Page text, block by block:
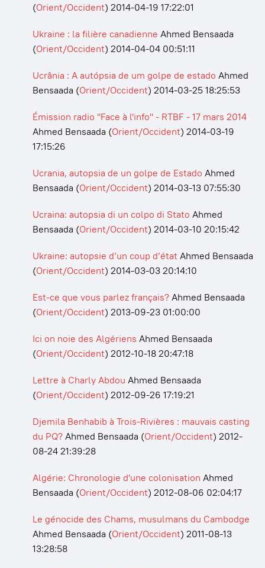
(Orient/Occident) 2014-04-19 17:22:01
Ukraine : la filière canadienne Ahmed Bensaada
(Orient/Occident) 2014-04-04 00:51:11
Ucrânia : A autópsia de um golpe de estado Ahmed
Bensaada (Orient/Occident) 2014-03-25 18:25:53
Émission radio "Face à l'info" - RTBF - 17 mars 2014
Ahmed Bensaada (Orient/Occident) 2014-03-19
17:15:26
Ucrania, autopsia de un golpe de Estado Ahmed
Bensaada (Orient/Occident) 2014-03-13 07:55:30
Ucraina: autopsia di un colpo di Stato Ahmed
Bensaada (Orient/Occident) 2014-03-10 20:15:42
Ukraine: autopsie d’un coup d’étatAhmed Bensaada
(Orient/Occident) 2014-03-03 20:14:10
Est-ce que vous parlez français?Ahmed Bensaada
(Orient/Occident) 2013-09-23 01:00:00
Ici on noie des Algériens Ahmed Bensaada
(Orient/Occident) 2012-10-18 20:47:18
Lettre à Charly Abdou Ahmed Bensaada
(Orient/Occident) 2012-09-26 17:19:21
Djemila Benhabib à Trois-Rivières : mauvais casting
du PQ?Ahmed Bensaada (Orient/Occident) 2012-
08-24 21:39:28
Algérie: Chronologie d'une colonisation Ahmed
Bensaada (Orient/Occident) 2012-08-06 02:04:17
Le génocide des Chams, musulmans du Cambodge
Ahmed Bensaada (Orient/Occident) 2011-08-13
13:28:58